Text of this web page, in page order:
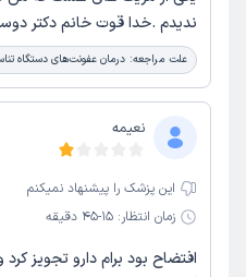
ندیدم .خدا قوت خانم دکتر
علت مراجعه: درمان عفونت‌های دستگاه
نعیمه
این پزشک را پیشنهاد نمیکنم
زمان انتظار: 15-45 دقیقه
افتضاح بود برام دارو تجویز